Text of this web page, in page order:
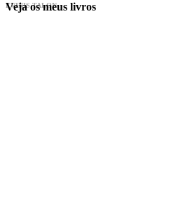
EVINIS TALON
Veja os meus livros